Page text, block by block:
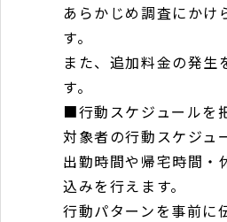
あらかじめ調査にかけ
す。
また、追加料金の発
す。
■行動スケジュールを
対象者の行動スケジュ
出勤時間や帰宅時間・
込みを行えます。
行動パターンを事前に